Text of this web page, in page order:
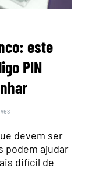
este
PIN
devem ser
podem ajudar
difícil de